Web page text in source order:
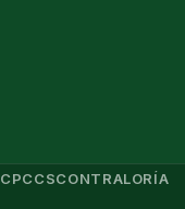
CPCCSCONTRALORÍA